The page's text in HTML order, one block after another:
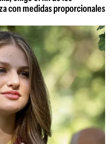
con medidas proporcionales